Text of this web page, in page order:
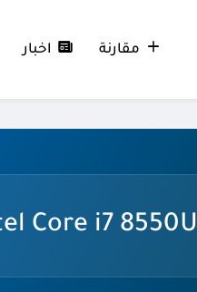
مقارنة اخبار
Core i7 8550U